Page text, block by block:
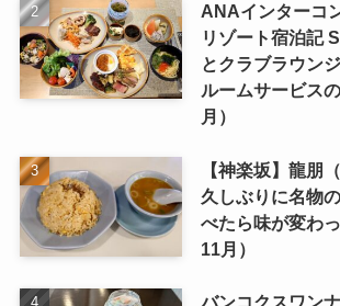
ANAインターコ
リゾート宿泊記
とクラブラウン
ルームサービス
月）
【神楽坂】龍朋
久しぶりに名物
べたら味が変わ
11月）
バンコクスワン